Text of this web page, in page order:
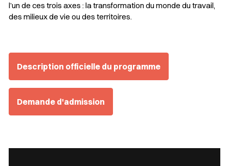
l’un de ces trois axes : la transformation du monde du travail,
des milieux de vie ou des territoires.
Description officielle du programme
Demande d'admission